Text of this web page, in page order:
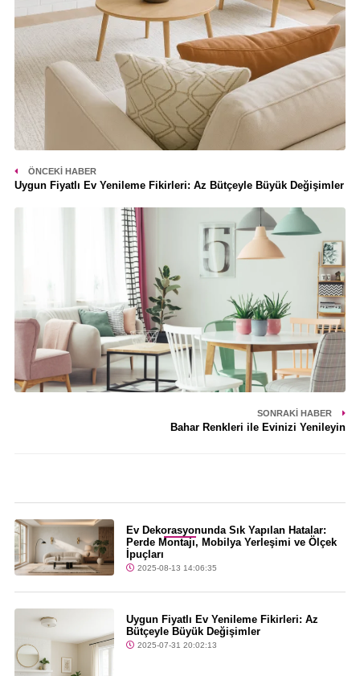
ÖNCEKI HABER
Uygun Fiyatlı Ev Yenileme Fikirleri: Az Bütçeyle Büyük Değişimler
SONRAKI HABER
Bahar Renkleri ile Evinizi Yenileyin
Ev Dekorasyonunda Sık Yapılan Hatalar:
Perde Montajı, Mobilya Yerleşimi ve Ölçek
İpuçları
2025-08-13 14:06:35
Uygun Fiyatlı Ev Yenileme Fikirleri: Az
Bütçeyle Büyük Değişimler
2025-07-31 20:02:13